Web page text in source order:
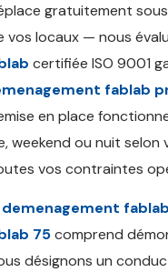
gratuitement
locaux — nous
certifiée ISO 9001
fablab
en place
weekend ou nuit selon
vos contraintes
75comprend
désignons un